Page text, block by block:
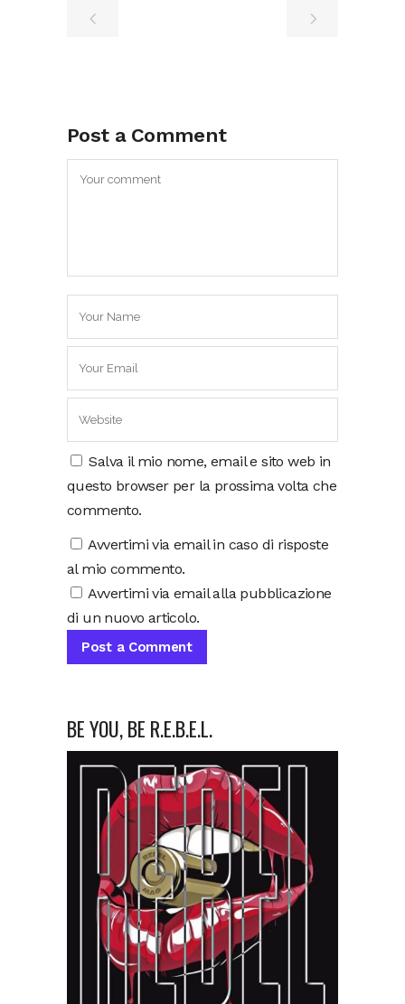
Post a Comment
Salva il mio nome, email e sito web in
questo browser per la prossima volta che
commento.
Avvertimi via email in caso di risposte
al mio commento.
Avvertimi via email alla pubblicazione
di un nuovo articolo.
BE YOU, BE R.E.B.E.L.